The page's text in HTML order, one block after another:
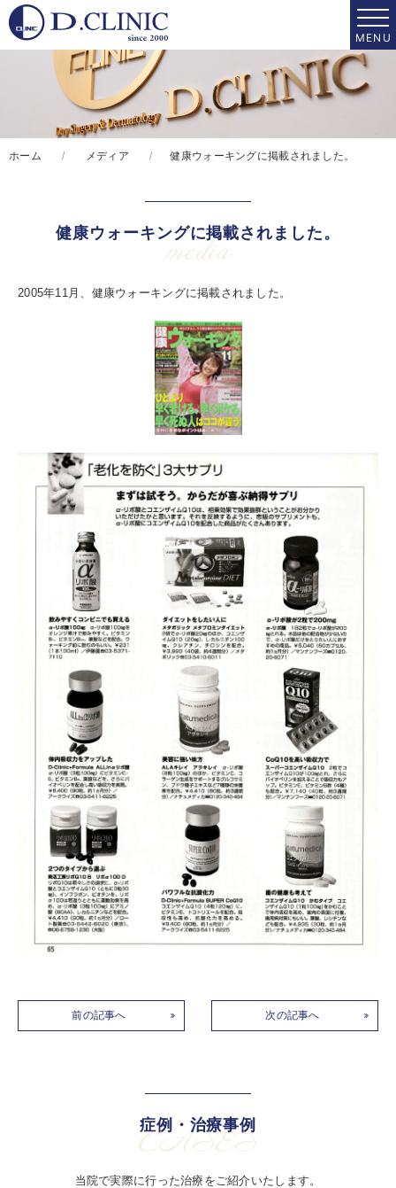
ホーム メディア 健康ウォーキングに掲載されました。
健康ウォーキングに掲載されました。
media
2005年11月、健康ウォーキングに掲載されました。
前の記事へ 次の記事へ
症例・治療事例
CASES
当院で実際に行った治療をご紹介いたします。